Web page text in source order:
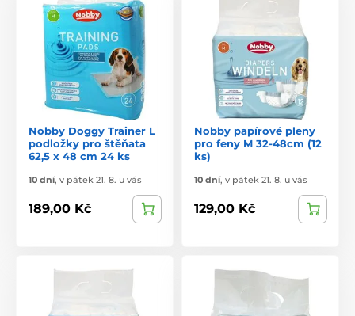
Nobby Doggy Trainer L
podložky pro štěňata
62,5 x 48 cm 24 ks
10 dní, v pátek 21. 8. u vás
189,00 Kč
Nobby papírové pleny
pro feny M 32-48cm (12
ks)
10 dní, v pátek 21. 8. u vás
129,00 Kč